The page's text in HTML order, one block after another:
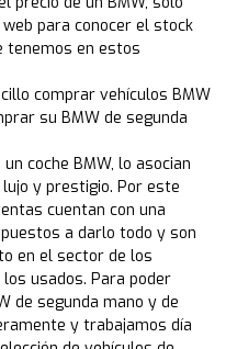
para conocer el stock
tenemos en estos
comprar vehículos BMW
su BMW de segunda
coche BMW, lo asocian
y prestigio. Por este
cuentan con una
a darlo todo y son
en el sector de los
usados. Para poder
de segunda mano y de
y trabajamos día